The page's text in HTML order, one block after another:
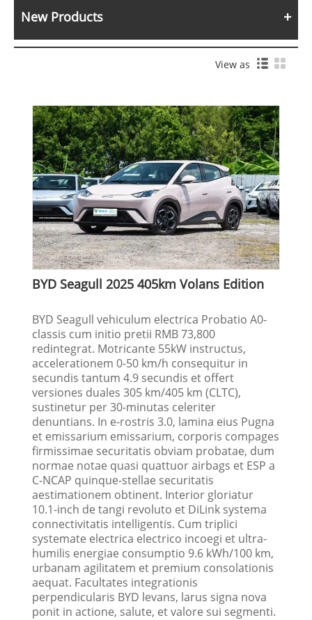
New Products
View as
BYD Seagull 2025 405km Volans Edition
BYD Seagull vehiculum electrica Probatio A0-
classis cum initio pretii RMB 73,800
redintegrat. Motricante 55kW instructus,
accelerationem 0-50 km/h consequitur in
secundis tantum 4.9 secundis et offert
versiones duales 305 km/405 km (CLTC),
sustinetur per 30-minutas celeriter
denuntians. In e-rostris 3.0, lamina eius Pugna
et emissarium emissarium, corporis compages
firmissimae securitatis obviam probatae, dum
normae notae quasi quattuor airbags et ESP a
C-NCAP quinque-stellae securitatis
aestimationem obtinent. Interior gloriatur
10.1-inch de tangi revoluto et DiLink systema
connectivitatis intelligentis. Cum triplici
systemate electrica electrico incoegi et ultra-
humilis energiae consumptio 9.6 kWh/100 km,
urbanam agilitatem et premium consolationis
aequat. Facultates integrationis
perpendicularis BYD levans, larus signa nova
ponit in actione, salute, et valore sui segmenti.